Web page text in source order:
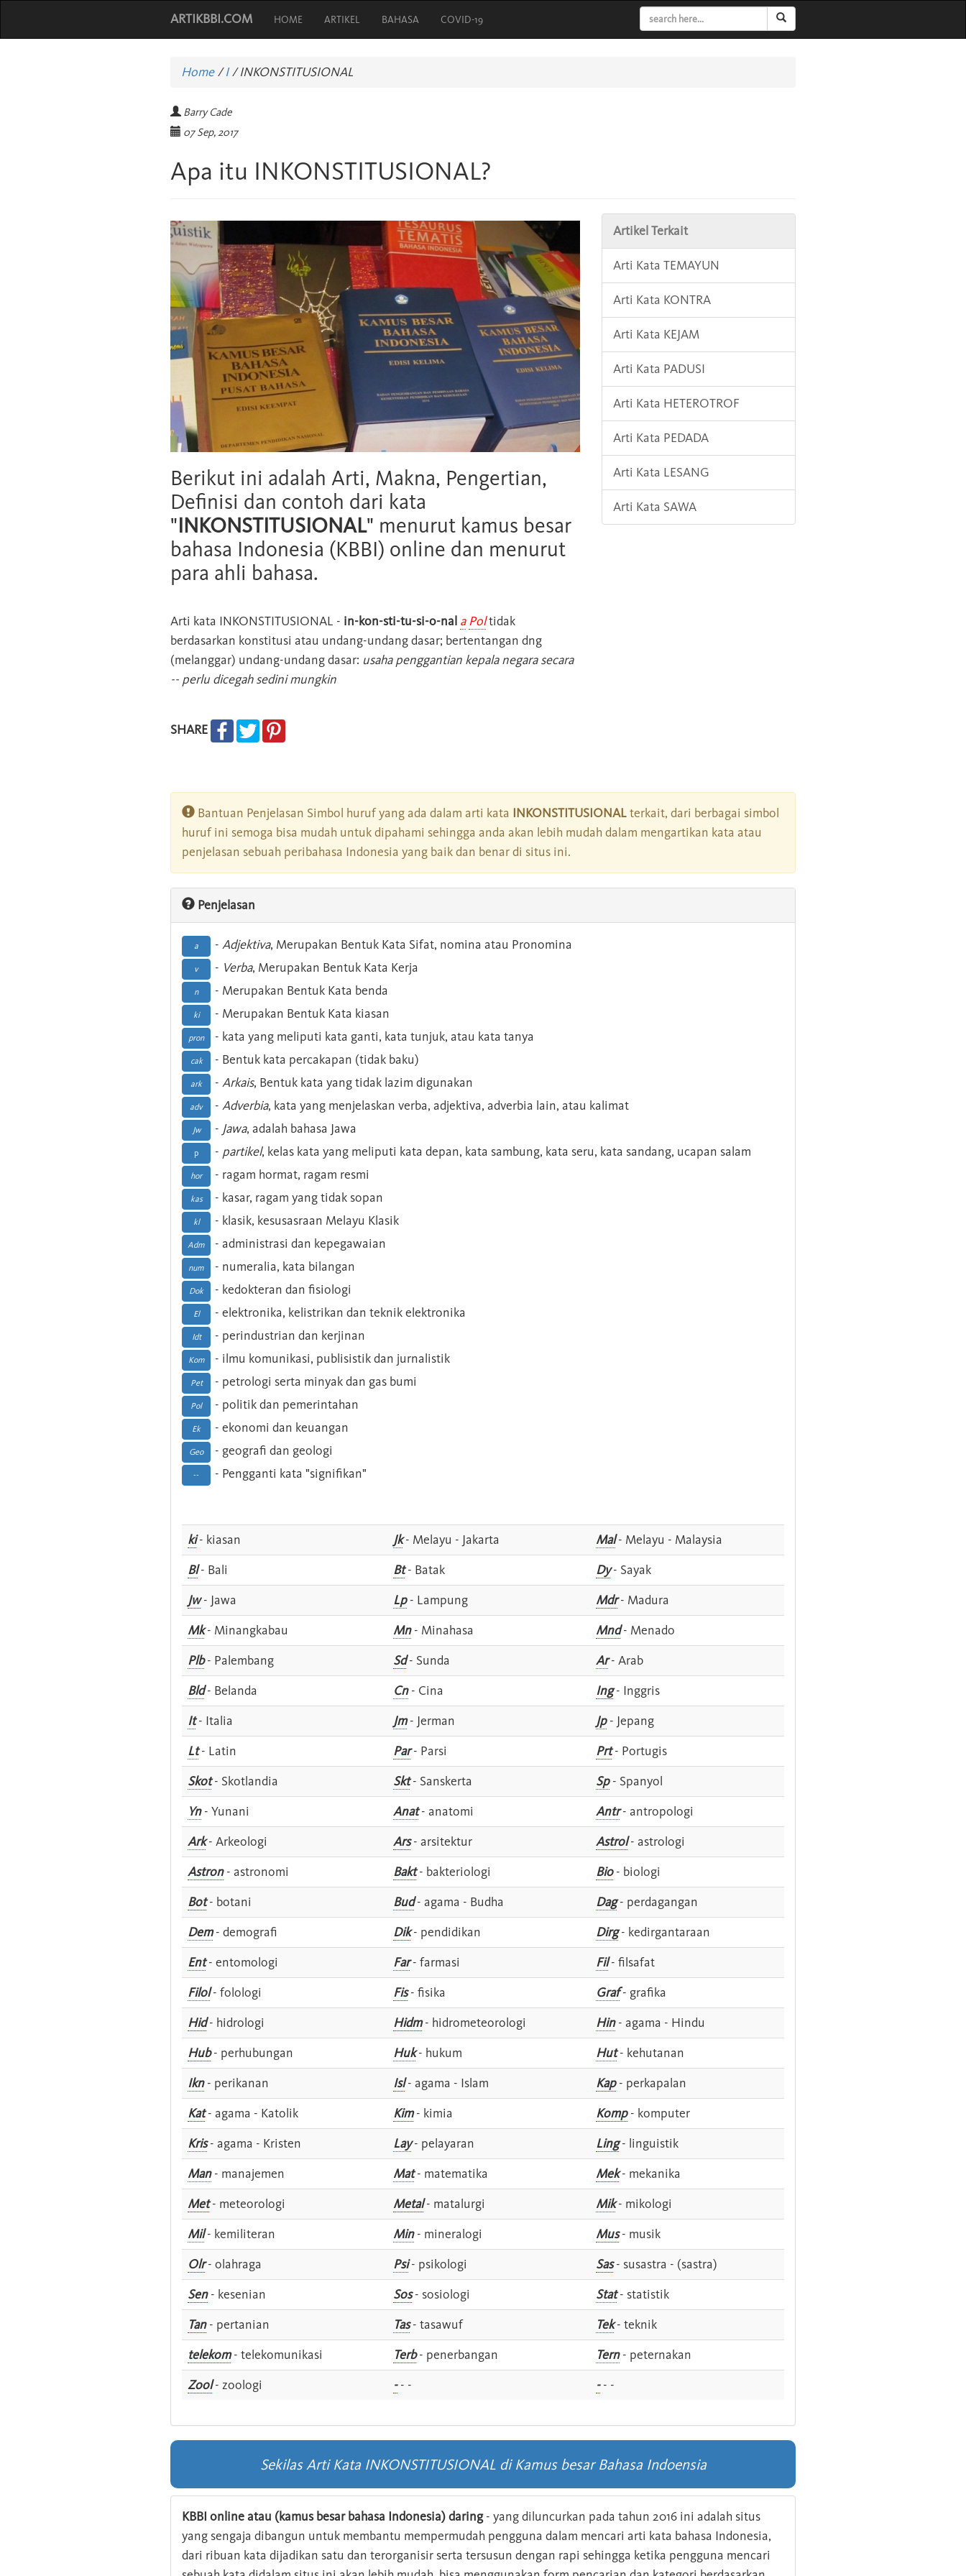
ARTIKBBI.COM HOME ARTIKEL BAHASA COVID-19
Home/I /INKONSTITUSIONAL
Barry Cade
07 Sep, 2017
Apa itu INKONSTITUSIONAL?
Berikut ini adalah Arti, Makna, Pengertian,
Definisi dan contoh dari kata
"INKONSTITUSIONAL" menurut kamus besar
bahasa Indonesia (KBBI) online dan menurut
para ahli bahasa.
Arti kata INKONSTITUSIONAL - in-kon-sti-tu-si-o-nal a Poltidak
berdasarkan konstitusi atau undang-undang dasar; bertentangan dng
(melanggar) undang-undang dasar: usaha penggantian kepala negara secara
-- perlu dicegah sedini mungkin
SHARE
Artikel Terkait
Arti Kata TEMAYUN
Arti Kata KONTRA
Arti Kata KEJAM
Arti Kata PADUSI
Arti Kata HETEROTROF
Arti Kata PEDADA
Arti Kata LESANG
Arti Kata SAWA
Bantuan Penjelasan Simbol huruf yang ada dalam arti kata INKONSTITUSIONALterkait, dari berbagai simbol
huruf ini semoga bisa mudah untuk dipahami sehingga anda akan lebih mudah dalam mengartikan kata atau
penjelasan sebuah peribahasa Indonesia yang baik dan benar di situs ini.
Penjelasan
a - Adjektiva, Merupakan Bentuk Kata Sifat, nomina atau Pronomina
v - Verba, Merupakan Bentuk Kata Kerja
n - Merupakan Bentuk Kata benda
ki - Merupakan Bentuk Kata kiasan
pron - kata yang meliputi kata ganti, kata tunjuk, atau kata tanya
cak - Bentuk kata percakapan (tidak baku)
ark - Arkais, Bentuk kata yang tidak lazim digunakan
adv - Adverbia, kata yang menjelaskan verba, adjektiva, adverbia lain, atau kalimat
Jw - Jawa, adalah bahasa Jawa
p - partikel, kelas kata yang meliputi kata depan, kata sambung, kata seru, kata sandang, ucapan salam
hor - ragam hormat, ragam resmi
kas - kasar, ragam yang tidak sopan
kl - klasik, kesusasraan Melayu Klasik
Adm - administrasi dan kepegawaian
num - numeralia, kata bilangan
Dok - kedokteran dan fisiologi
El - elektronika, kelistrikan dan teknik elektronika
Idt - perindustrian dan kerjinan
Kom - ilmu komunikasi, publisistik dan jurnalistik
Pet - petrologi serta minyak dan gas bumi
Pol - politik dan pemerintahan
Ek - ekonomi dan keuangan
Geo - geografi dan geologi
-- - Pengganti kata "signifikan"
ki- kiasan Jk- Melayu - Jakarta Mal- Melayu - Malaysia
Bl- Bali Bt- Batak Dy- Sayak
Jw- Jawa Lp- Lampung Mdr- Madura
Mk- Minangkabau Mn- Minahasa Mnd- Menado
Plb- Palembang Sd- Sunda Ar- Arab
Bld- Belanda Cn- Cina Ing- Inggris
It- Italia Jm- Jerman Jp- Jepang
Lt- Latin Par- Parsi Prt- Portugis
Skot- Skotlandia Skt- Sanskerta Sp- Spanyol
Yn- Yunani Anat- anatomi Antr- antropologi
Ark- Arkeologi Ars- arsitektur Astrol- astrologi
Astron- astronomi Bakt- bakteriologi Bio- biologi
Bot- botani Bud- agama - Budha Dag- perdagangan
Dem- demografi Dik- pendidikan Dirg- kedirgantaraan
Ent- entomologi Far- farmasi Fil- filsafat
Filol- folologi Fis- fisika Graf- grafika
Hid- hidrologi Hidm- hidrometeorologi Hin- agama - Hindu
Hub- perhubungan Huk- hukum Hut- kehutanan
Ikn- perikanan Isl- agama - Islam Kap- perkapalan
Kat- agama - Katolik Kim- kimia Komp- komputer
Kris- agama - Kristen Lay- pelayaran Ling- linguistik
Man- manajemen Mat- matematika Mek- mekanika
Met- meteorologi Metal- matalurgi Mik- mikologi
Mil- kemiliteran Min- mineralogi Mus- musik
Olr- olahraga Psi- psikologi Sas- susastra - (sastra)
Sen- kesenian Sos- sosiologi Stat- statistik
Tan- pertanian Tas- tasawuf Tek- teknik
telekom- telekomunikasi Terb- penerbangan Tern- peternakan
Zool- zoologi -- - -- -
Sekilas Arti Kata INKONSTITUSIONAL di Kamus besar Bahasa Indoensia
KBBI online atau (kamus besar bahasa Indonesia) daring- yang diluncurkan pada tahun 2016 ini adalah situs
yang sengaja dibangun untuk membantu mempermudah pengguna dalam mencari arti kata bahasa Indonesia,
dari ribuan kata dijadikan satu dan terorganisir serta tersusun dengan rapi sehingga ketika pengguna mencari